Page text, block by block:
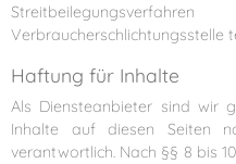
Verbraucherschlichtungsstelle
Haftung für Inhalte
Als Diensteanbieter sind wir
Inhalte auf diesen Seiten
verantwortlich. Nach §§ 8 bis